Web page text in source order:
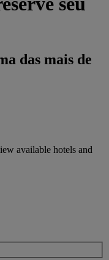
das mais de
available hotels and